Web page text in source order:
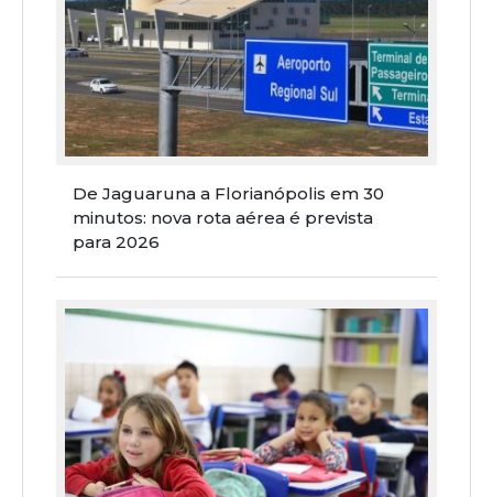
De Jaguaruna a Florianópolis em 30
minutos: nova rota aérea é prevista
para 2026